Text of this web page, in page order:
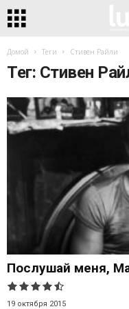
Домой Теги Стивен Райли
Тег: Стивен
Послушай меня,
19 октября 2015